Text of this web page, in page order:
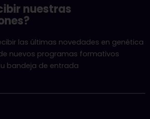
nuestras
las últimas novedades en genética
nuevos programas formativos
bandeja de entrada